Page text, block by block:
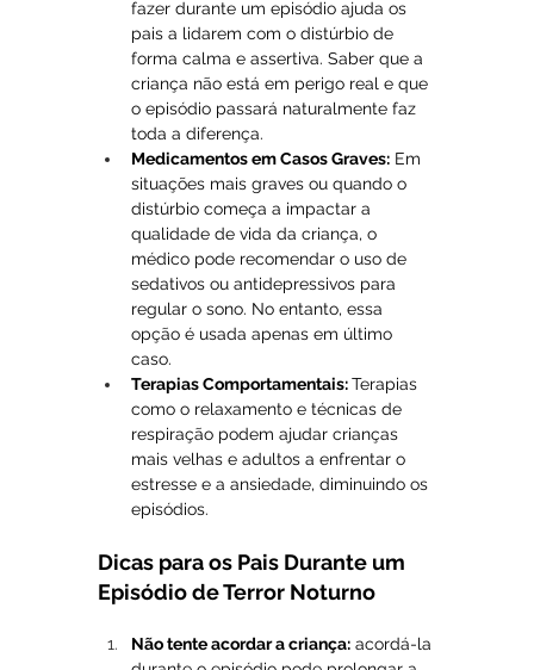
fazer durante um episódio ajuda os
pais a lidarem com o distúrbio de
forma calma e assertiva. Saber que a
criança não está em perigo real e que
o episódio passará naturalmente faz
toda a diferença.
Medicamentos em Casos Graves: Em
situações mais graves ou quando o
distúrbio começa a impactar a
qualidade de vida da criança, o
médico pode recomendar o uso de
sedativos ou antidepressivos para
regular o sono. No entanto, essa
opção é usada apenas em último
caso.
Terapias Comportamentais: Terapias
como o relaxamento e técnicas de
respiração podem ajudar crianças
mais velhas e adultos a enfrentar o
estresse e a ansiedade, diminuindo os
episódios.
Dicas para os Pais Durante um
Episódio de Terror Noturno
Não tente acordar a criança: acordá-la